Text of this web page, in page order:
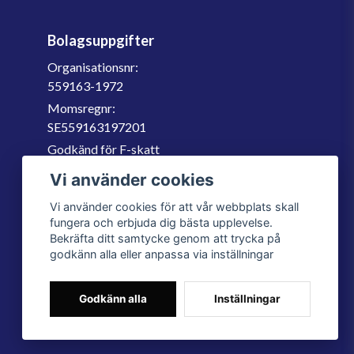
Bolagsuppgifter
Organisationsnr:
559163-1972
Momsregnr:
SE559163197201
Godkänd för F-skatt
060-566 800
Vi använder cookies
Vi använder cookies för att vår webbplats skall
fungera och erbjuda dig bästa upplevelse.
Bekräfta ditt samtycke genom att trycka på
godkänn alla eller anpassa via inställningar
Godkänn alla Inställningar